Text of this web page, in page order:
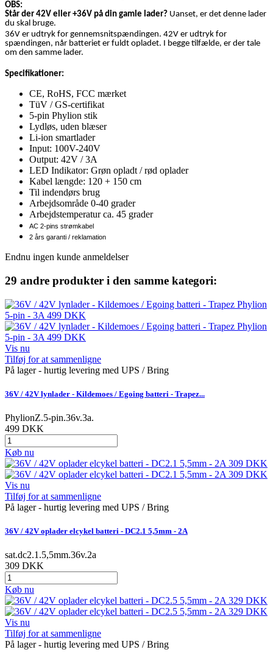
OBS:
Står der 42V eller +36V på din gamle lader? Uanset, er det denne lader
du skal bruge.
36V er udtryk for gennemsnitspændingen. 42V er udtryk for
spændingen, når batteriet er fuldt opladet. I begge tilfælde, er der tale
om den samme lader.
Specifikationer:
CE, RoHS, FCC mærket
TüV / GS-certifikat
5-pin Phylion stik
Lydløs, uden blæser
Li-ion smartlader
Input: 100V-240V
Output: 42V / 3A
LED Indikator: Grøn opladt / rød oplader
Kabel længde: 120 + 150 cm
Til indendørs brug
Arbejdsområde 0-40 grader
Arbejdstemperatur ca. 45 grader
AC 2-pins strømkabel
2 års garanti / reklamation
Endnu ingen kunde anmeldelser
29 andre produkter i den samme kategori:
Vis nu
Tilføj for at sammenligne
På lager - hurtig levering med UPS / Bring
36V / 42V lynlader - Kildemoes / Egoing batteri - Trapez...
PhylionZ.5-pin.36v.3a.
499 DKK
Køb nu
Vis nu
Tilføj for at sammenligne
På lager - hurtig levering med UPS / Bring
36V / 42V oplader elcykel batteri - DC2.1 5,5mm - 2A
sat.dc2.1.5,5mm.36v.2a
309 DKK
Køb nu
Vis nu
Tilføj for at sammenligne
På lager - hurtig levering med UPS / Bring